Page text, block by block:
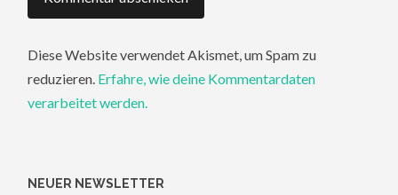
Diese Website verwendet Akismet, um Spam zu
reduzieren. Erfahre, wie deine Kommentardaten
verarbeitet werden.
NEUER NEWSLETTER